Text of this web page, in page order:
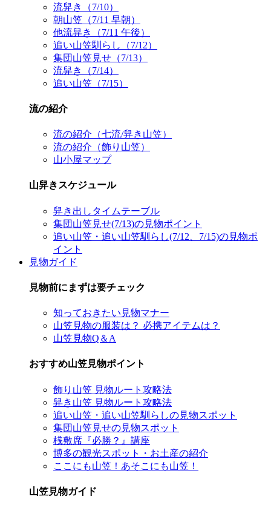
流舁き（7/10）
朝山笠（7/11 早朝）
他流舁き（7/11 午後）
追い山笠馴らし（7/12）
集団山笠見せ（7/13）
流舁き（7/14）
追い山笠（7/15）
流の紹介
流の紹介（七流/舁き山笠）
流の紹介（飾り山笠）
山小屋マップ
山舁きスケジュール
舁き出しタイムテーブル
集団山笠見せ(7/13)の見物ポイント
追い山笠・追い山笠馴らし(7/12、7/15)の見物ポ
イント
見物ガイド
見物前にまずは要チェック
知っておきたい見物マナー
山笠見物の服装は？ 必携アイテムは？
山笠見物Q＆A
おすすめ山笠見物ポイント
飾り山笠 見物ルート攻略法
舁き山笠 見物ルート攻略法
追い山笠・追い山笠馴らしの見物スポット
集団山笠見せの見物スポット
桟敷席『必勝？』講座
博多の観光スポット・お土産の紹介
ここにも山笠！あそこにも山笠！
山笠見物ガイド